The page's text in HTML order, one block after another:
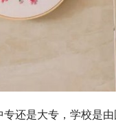
还是大专，学校是